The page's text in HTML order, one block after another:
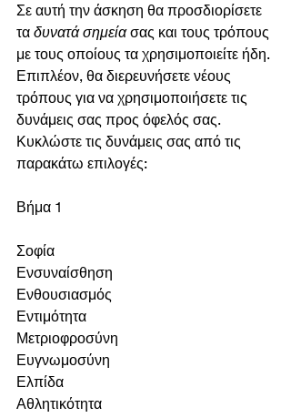
Σε αυτή την άσκηση θα προσδιορίσετε
τα δυνατά σημεία σας και τους τρόπους
με τους οποίους τα χρησιμοποιείτε ήδη.
Επιπλέον, θα διερευνήσετε νέους
τρόπους για να χρησιμοποιήσετε τις
δυνάμεις σας προς όφελός σας.
Κυκλώστε τις δυνάμεις σας από τις
παρακάτω επιλογές:
Βήμα 1
Σοφία
Ενσυναίσθηση
Ενθουσιασμός
Εντιμότητα
Μετριοφροσύνη
Ευγνωμοσύνη
Ελπίδα
Αθλητικότητα